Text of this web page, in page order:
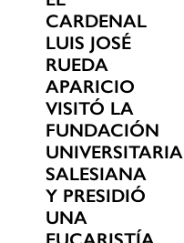
CARDENAL
LUIS JOSÉ
RUEDA
APARICIO
VISITÓ LA
FUNDACIÓN
UNIVERSITARIA
SALESIANA
Y PRESIDIÓ
UNA